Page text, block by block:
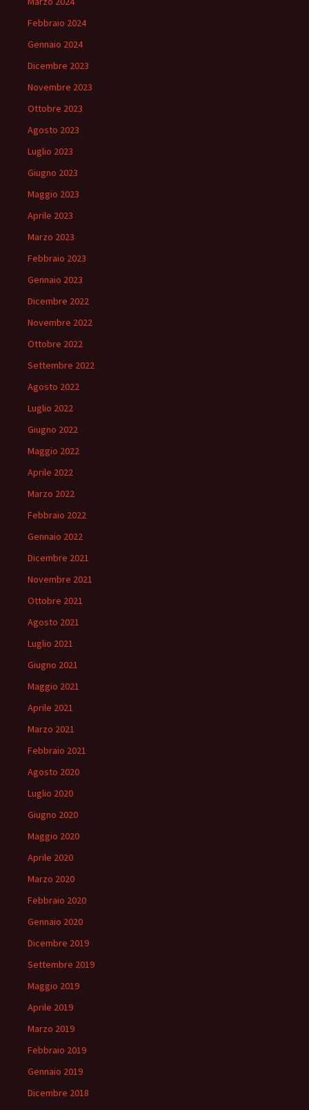
Febbraio 2024
Gennaio 2024
Dicembre 2023
Novembre 2023
Ottobre 2023
Agosto 2023
Luglio 2023
Giugno 2023
Maggio 2023
Aprile 2023
Marzo 2023
Febbraio 2023
Gennaio 2023
Dicembre 2022
Novembre 2022
Ottobre 2022
Settembre 2022
Agosto 2022
Luglio 2022
Giugno 2022
Maggio 2022
Aprile 2022
Marzo 2022
Febbraio 2022
Gennaio 2022
Dicembre 2021
Novembre 2021
Ottobre 2021
Agosto 2021
Luglio 2021
Giugno 2021
Maggio 2021
Aprile 2021
Marzo 2021
Febbraio 2021
Agosto 2020
Luglio 2020
Giugno 2020
Maggio 2020
Aprile 2020
Marzo 2020
Febbraio 2020
Gennaio 2020
Dicembre 2019
Settembre 2019
Maggio 2019
Aprile 2019
Marzo 2019
Febbraio 2019
Gennaio 2019
Dicembre 2018